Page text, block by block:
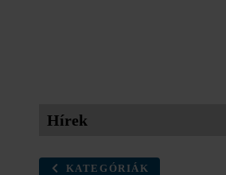
Hírek
KATEGÓRIÁK